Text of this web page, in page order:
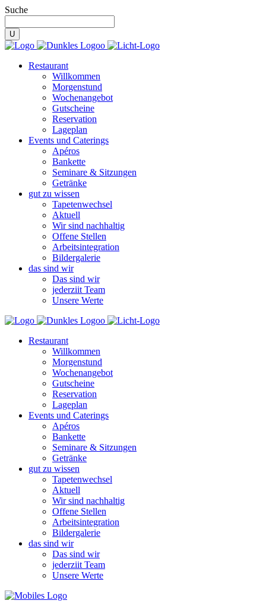
Suche
Restaurant
Willkommen
Morgenstund
Wochenangebot
Gutscheine
Reservation
Lageplan
Events und Caterings
Apéros
Bankette
Seminare & Sitzungen
Getränke
gut zu wissen
Tapetenwechsel
Aktuell
Wir sind nachhaltig
Offene Stellen
Arbeitsintegration
Bildergalerie
das sind wir
Das sind wir
jederziit Team
Unsere Werte
Restaurant
Willkommen
Morgenstund
Wochenangebot
Gutscheine
Reservation
Lageplan
Events und Caterings
Apéros
Bankette
Seminare & Sitzungen
Getränke
gut zu wissen
Tapetenwechsel
Aktuell
Wir sind nachhaltig
Offene Stellen
Arbeitsintegration
Bildergalerie
das sind wir
Das sind wir
jederziit Team
Unsere Werte